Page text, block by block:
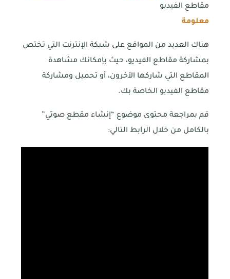
مقاطع الفيديو
معلومة
هناك العديد من المواقع على شبكة الإنترنت التي تختص
بمشاركة مقاطع الفيديو، حيث بإمكانك مشاهدة
المقاطع التي شاركها الآخرون، أو تحميل ومشاركة
مقاطع الفيديو الخاصة بك.
قم بمراجعة محتوى موضوع “إنشاء مقطع صوتي”
بالكامل من خلال الرابط التالي: